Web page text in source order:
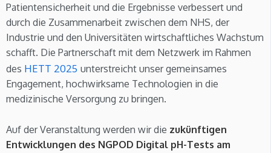
Patientensicherheit und die Ergebnisse verbessert und
durch die Zusammenarbeit zwischen dem NHS, der
Industrie und den Universitäten wirtschaftliches Wachstum
schafft. Die Partnerschaft mit dem Netzwerk im Rahmen
des HETT 2025 unterstreicht unser gemeinsames
Engagement, hochwirksame Technologien in die
medizinische Versorgung zu bringen.
Auf der Veranstaltung werden wir die zukünftigen
Entwicklungen des NGPOD Digital pH-Tests am